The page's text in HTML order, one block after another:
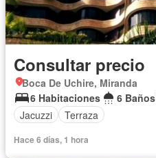
Consultar precio
Boca De Uchire, Miranda
6 Habitaciones
6 Baños
Jacuzzi
Terraza
Hace 6 días, 1 hora